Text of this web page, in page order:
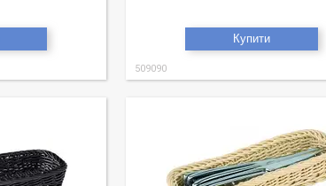
Купити
509090